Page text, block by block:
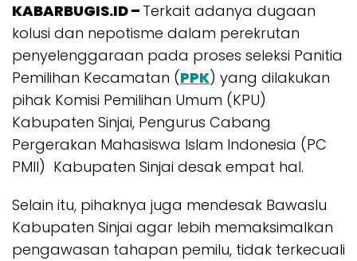
KABARBUGIS.ID – Terkait adanya dugaan
kolusi dan nepotisme dalam perekrutan
penyelenggaraan pada proses seleksi Panitia
Pemilihan Kecamatan (PPK) yang dilakukan
pihak Komisi Pemilihan Umum (KPU)
Kabupaten Sinjai, Pengurus Cabang
Pergerakan Mahasiswa Islam Indonesia (PC
PMII) Kabupaten Sinjai desak empat hal.
Selain itu, pihaknya juga mendesak Bawaslu
Kabupaten Sinjai agar lebih memaksimalkan
pengawasan tahapan pemilu, tidak terkecuali